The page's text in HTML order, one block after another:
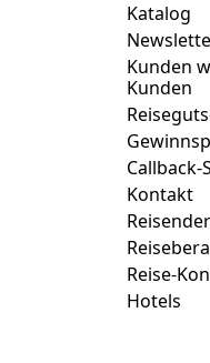
Katalog
Kunden
Kunden
Callback-
Kontakt
Reisender
Reise-
Hotels